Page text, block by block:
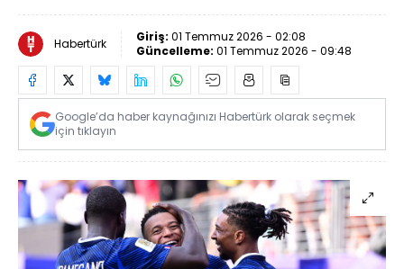
Habertürk Giriş: 01 Temmuz 2026 - 02:08
Güncelleme: 01 Temmuz 2026 - 09:48
Google’da haber kaynağınızı Habertürk olarak seçmek
için tıklayın